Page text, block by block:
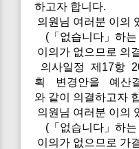
하고자 합니다.
의원님 여러분 이의
(「없습니다」하는
이의가 없으므로 의
의사일정 제17항
획 변경안을 예산
와 같이 의결하고자
의원님 여러분 이의
(「없습니다」하는
이의가 없으므로 가